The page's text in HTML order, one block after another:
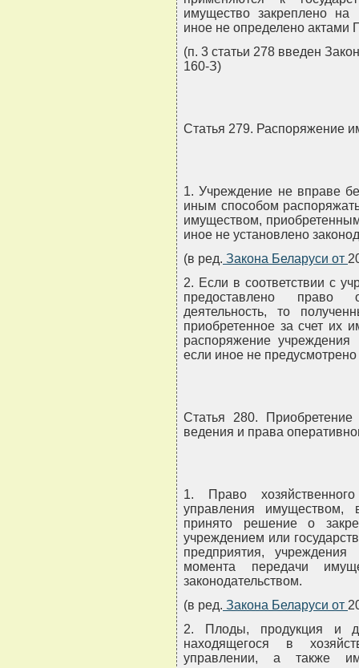
имущество закреплено на
иное не определено актами
(п. 3 статьи 278 введен
160-З)
Статья 279. Распоряжение
1. Учреждение не вправе
иным способом
имуществом,
иное не установлено
(в ред. Закона Беларуси от
2. Если в соответствии с
предоставлено право
деятельность, то
приобретенное за счет их
распоряжение
если иное не предусмотрено
Статья 280.
ведения и права
1. Право
управления имуществом,
принято решение о
учреждением или
предприятия, учреждения
момента передачи
законодательством.
(в ред. Закона Беларуси от
2. Плоды, продукция и
находящегося в
управлении, а также